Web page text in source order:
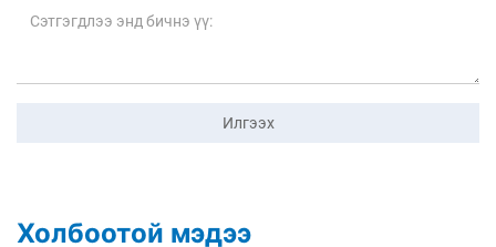
Илгээх
Холбоотой мэдээ